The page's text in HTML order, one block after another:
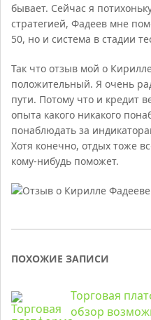
бывает. Сейчас я
стратегией, Фадеев мне
50, но и система в стадии
Так что отзыв мой о
положительный. Я очень
пути. Потому что и кредит
опыта какого никакого
понаблюдать за
Хотя конечно, отдых тоже
кому-нибудь поможет.
ПОХОЖИЕ ЗАПИСИ
Торговая
обзор